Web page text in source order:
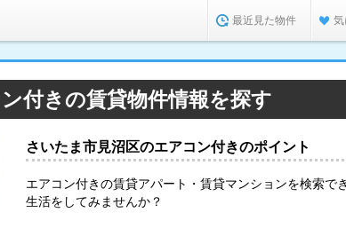
最近見た物件 気
付きの賃貸物件情報を探す
さいたま市見沼区のエアコン付きのポイント
エアコン付きの賃貸アパート・賃貸マンションを検索で
生活をしてみませんか？